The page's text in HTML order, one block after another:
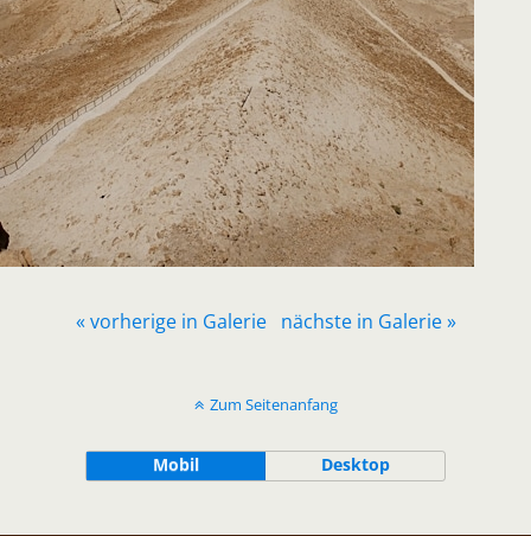
« vorherige in Galerie nächste in Galerie »
Zum Seitenanfang
Mobil Desktop